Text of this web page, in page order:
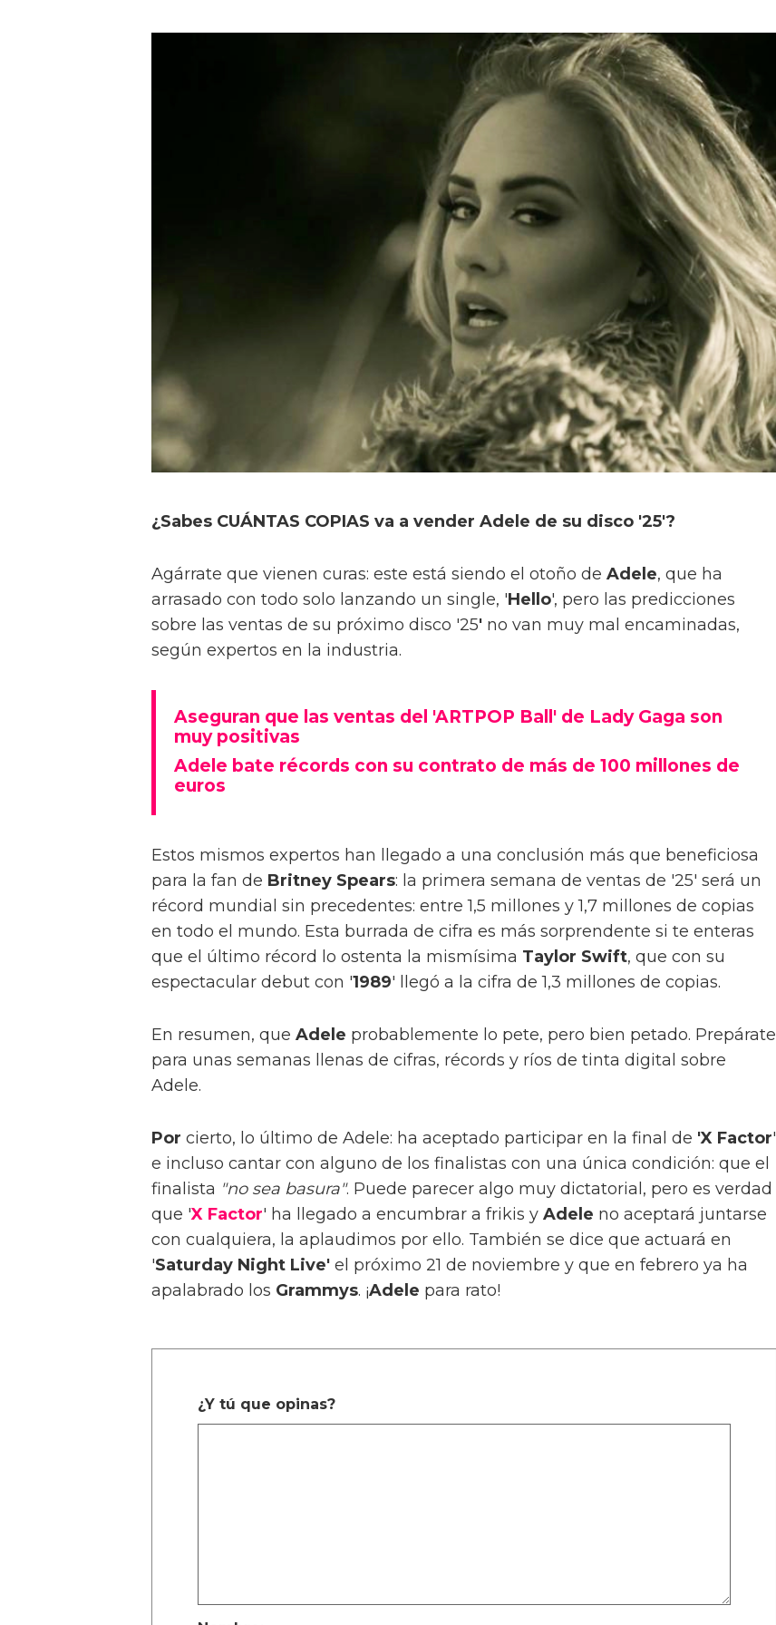
¿Sabes CUÁNTAS COPIAS va a vender Adele de su disco '25'?
Agárrate que vienen curas: este está siendo el otoño de Adele, que ha
arrasado con todo solo lanzando un single, 'Hello', pero las predicciones
sobre las ventas de su próximo disco '25' no van muy mal encaminadas,
según expertos en la industria.
Aseguran que las ventas del 'ARTPOP Ball' de Lady Gaga son
muy positivas
Adele bate récords con su contrato de más de 100 millones de
euros
Estos mismos expertos han llegado a una conclusión más que beneficiosa
para la fan de Britney Spears: la primera semana de ventas de '25' será un
récord mundial sin precedentes: entre 1,5 millones y 1,7 millones de copias
en todo el mundo. Esta burrada de cifra es más sorprendente si te enteras
que el último récord lo ostenta la mismísima Taylor Swift, que con su
espectacular debut con '1989' llegó a la cifra de 1,3 millones de copias.
En resumen, que Adele probablemente lo pete, pero bien petado. Prepárate
para unas semanas llenas de cifras, récords y ríos de tinta digital sobre
Adele.
Por cierto, lo último de Adele: ha aceptado participar en la final de 'X Factor'
e incluso cantar con alguno de los finalistas con una única condición: que el
finalista "no sea basura". Puede parecer algo muy dictatorial, pero es verdad
que 'X Factor' ha llegado a encumbrar a frikis y Adele no aceptará juntarse
con cualquiera, la aplaudimos por ello. También se dice que actuará en
'Saturday Night Live' el próximo 21 de noviembre y que en febrero ya ha
apalabrado los Grammys. ¡Adele para rato!
¿Y tú que opinas?